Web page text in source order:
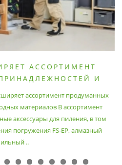
АССОРТИМЕНТ
И
ассортимент продуманных
материалов В ассортимент
аксессуары для пиления, в том
погружения FS-EP, алмазный
..